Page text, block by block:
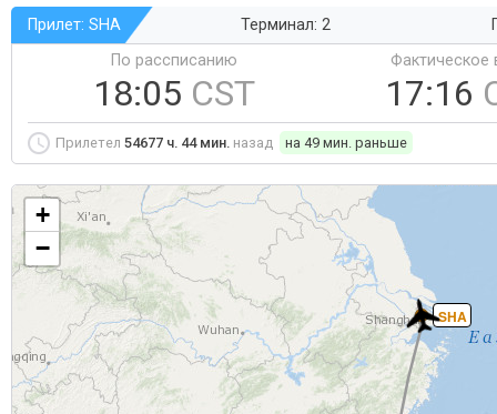
Прилет: SHA Терминал: 2
По рассписанию
18:05 CST
Фактическое
17:16
Прилетел 54677 ч. 44 мин. назад на 49 мин. раньше
SHA
+
−